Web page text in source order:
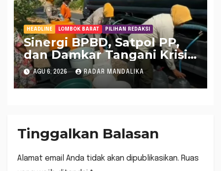
HEADLINE LOMBOK BARAT PILIHAN REDAKSI
Sinergi BPBD, Satpol PP,
dan Damkar Tangani Krisis
Air Bersih di Lobar
AGU 6, 2026 RADAR MANDALIKA
Tinggalkan Balasan
Alamat email Anda tidak akan dipublikasikan. Ruas